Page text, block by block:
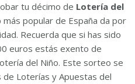
tu décimo de Lotería del
popular de España da por
Recuerda que si has sido
euros estás exento de
del Niño. Este sorteo se
Loterías y Apuestas del